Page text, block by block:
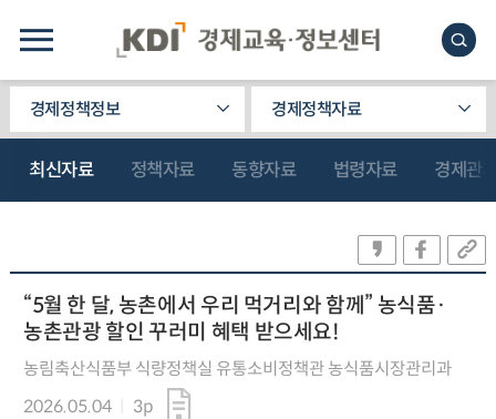
경제정책정보 경제정책자료
최신자료 정책자료 동향자료 법령자료 경제관
“5월 한 달, 농촌에서 우리 먹거리와 함께” 농식품·
농촌관광 할인 꾸러미 혜택 받으세요!
농림축산식품부 식량정책실 유통소비정책관 농식품시장관리과
2026.05.04
3p